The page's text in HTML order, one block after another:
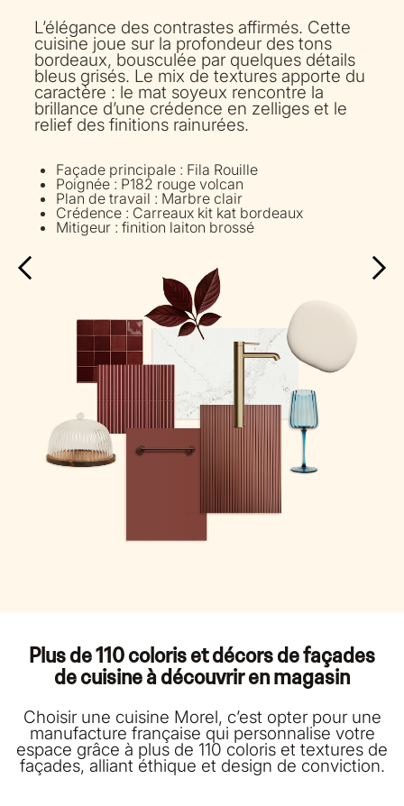
L’élégance des contrastes affirmés. Cette
cuisine joue sur la profondeur des tons
bordeaux, bousculée par quelques détails
bleus grisés. Le mix de textures apporte du
caractère : le mat soyeux rencontre la
brillance d’une crédence en zelliges et le
relief des finitions rainurées.
Façade principale : Fila Rouille
Poignée : P182 rouge volcan
Plan de travail : Marbre clair
Crédence : Carreaux kit kat bordeaux
Mitigeur : finition laiton brossé
Plus de 110 coloris et décors de façades
de cuisine à découvrir en magasin
Choisir une cuisine Morel, c’est opter pour une
manufacture française qui personnalise votre
espace grâce à plus de 110 coloris et textures de
façades, alliant éthique et design de conviction.